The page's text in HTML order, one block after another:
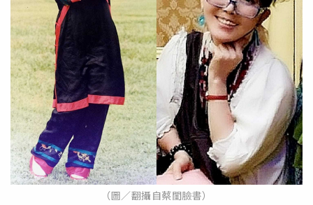
（圖／翻攝自蔡閨臉書）